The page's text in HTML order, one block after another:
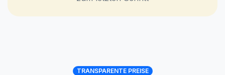
TRANSPARENTE PREISE